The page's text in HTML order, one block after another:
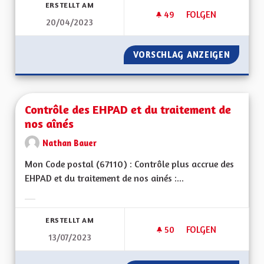
ERSTELLT AM
20/04/2023
49 49 FOLLOWER
FOLGEN
A QUOI BON
VORSCHLAG ANZEIGEN A
Contrôle des EHPAD et du traitement de
nos aînés
Nathan Bauer
Mon Code postal (67110) : Contrôle plus accrue des
EHPAD et du traitement de nos ainés :...
ERSTELLT AM
13/07/2023
50 50 FOLLOWER
FOLGEN
CONTRÔLE DES